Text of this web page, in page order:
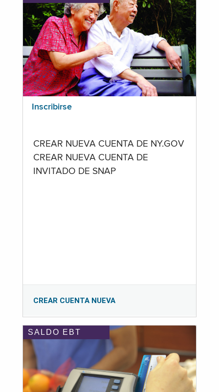
Inscribirse
CREAR NUEVA CUENTA DE NY.GOV
CREAR NUEVA CUENTA DE
INVITADO DE SNAP
CREAR CUENTA NUEVA
SALDO EBT